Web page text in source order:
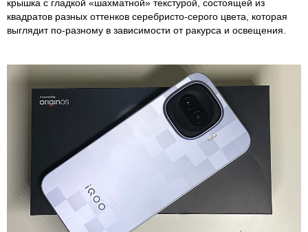
крышка с гладкой «шахматной» текстурой, состоящей из
квадратов разных оттенков серебристо-серого цвета, которая
выглядит по-разному в зависимости от ракурса и освещения.